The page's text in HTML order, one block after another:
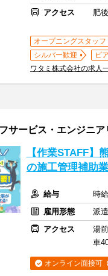
アクセス
肥
オープニングスタッフ
シルバー歓迎
ピ
ワタミ株式会社の求人
サービス・エンジニ
【作業STAFF
の施工管理補助
給与
時
雇用形態
派
アクセス
湯
車
オンライン面接可